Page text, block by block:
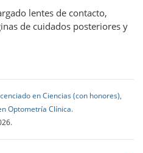
lentes de contacto,
de cuidados posteriores y
en Ciencias (con honores),
Optometría Clínica.